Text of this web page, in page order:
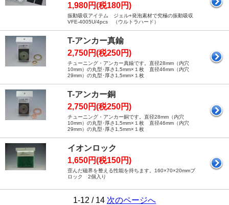
1,980円(税180円)
振動吸収アイテム ジェル+発泡素材で究極の振動吸収
VFE-4005U/4pcs （ウルトラハード）
T-アンカー真鍮
2,750円(税250円)
チューニング・アンカー真鍮です。直径28mm（内穴
10mm）の丸型･厚さ1,5mm×１枚 直径46mm（内穴
29mm）の丸型･厚さ1,5mm×１枚
T-アンカー銅
2,750円(税250円)
チューニング・アンカー銅です。直径28mm（内穴
10mm）の丸型･厚さ1,5mm×１枚 直径46mm（内穴
29mm）の丸型･厚さ1,5mm×１枚
イオンロック
1,650円(税150円)
歪んだ磁界を整える性能を持ちます。160×70×20mmブ
ロック 2個入り
1-12 / 14 次のページへ